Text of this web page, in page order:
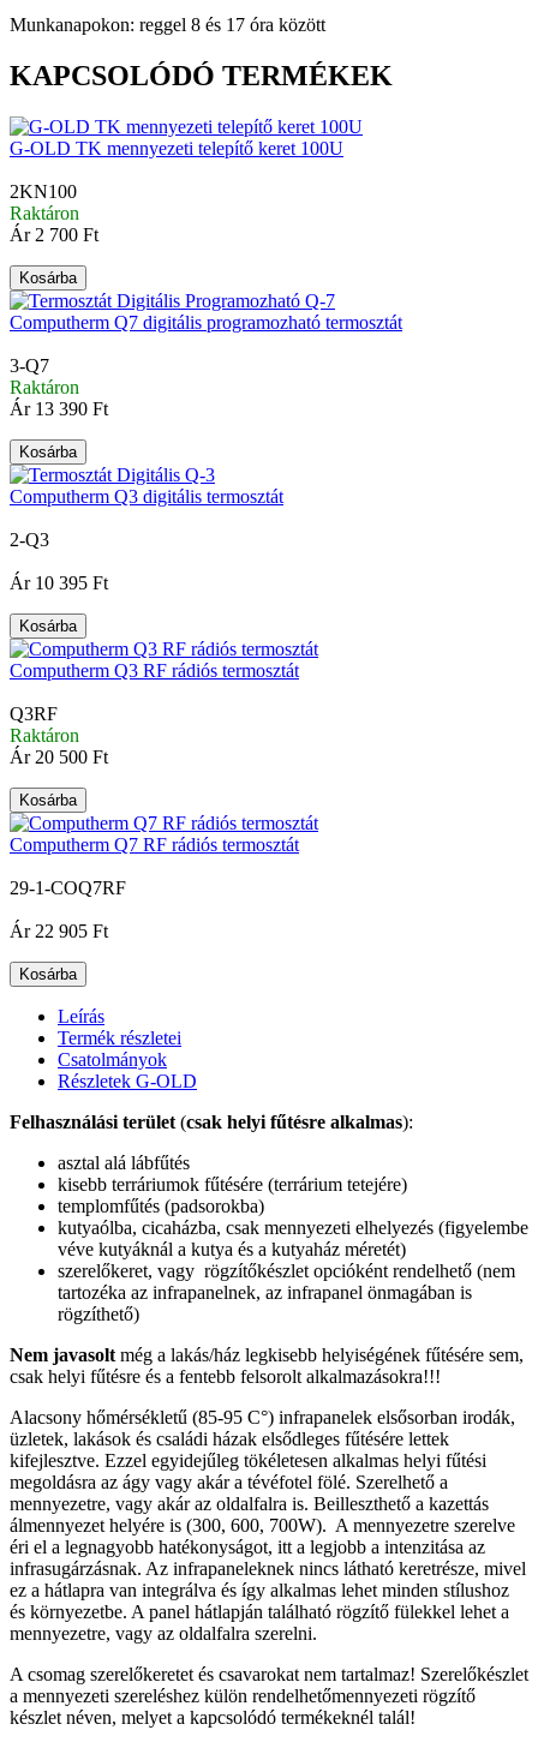
Munkanapokon: reggel 8 és 17 óra között
KAPCSOLÓDÓ TERMÉKEK
G-OLD TK mennyezeti telepítő keret 100U
2KN100
Raktáron
Ár 2 700 Ft
Kosárba
Computherm Q7 digitális programozható termosztát
3-Q7
Raktáron
Ár 13 390 Ft
Kosárba
Computherm Q3 digitális termosztát
2-Q3
Ár 10 395 Ft
Kosárba
Computherm Q3 RF rádiós termosztát
Q3RF
Raktáron
Ár 20 500 Ft
Kosárba
Computherm Q7 RF rádiós termosztát
29-1-COQ7RF
Ár 22 905 Ft
Kosárba
Leírás
Termék részletei
Csatolmányok
Részletek G-OLD
Felhasználási terület (csak helyi fűtésre alkalmas):
asztal alá lábfűtés
kisebb terráriumok fűtésére (terrárium tetejére)
templomfűtés (padsorokba)
kutyaólba, cicaházba, csak mennyezeti elhelyezés (figyelembe
véve kutyáknál a kutya és a kutyaház méretét)
szerelőkeret, vagy rögzítőkészlet opcióként rendelhető (nem
tartozéka az infrapanelnek, az infrapanel önmagában is
rögzíthető)
Nem javasolt még a lakás/ház legkisebb helyiségének fűtésére sem,
csak helyi fűtésre és a fentebb felsorolt alkalmazásokra!!!
Alacsony hőmérsékletű (85-95 C°) infrapanelek elsősorban irodák,
üzletek, lakások és családi házak elsődleges fűtésére lettek
kifejlesztve. Ezzel egyidejűleg tökéletesen alkalmas helyi fűtési
megoldásra az ágy vagy akár a tévéfotel fölé. Szerelhető a
mennyezetre, vagy akár az oldalfalra is. Beilleszthető a kazettás
álmennyezet helyére is (300, 600, 700W). A mennyezetre szerelve
éri el a legnagyobb hatékonyságot, itt a legjobb a intenzitása az
infrasugárzásnak. Az infrapaneleknek nincs látható keretrésze, mivel
ez a hátlapra van integrálva és így alkalmas lehet minden stílushoz
és környezetbe. A panel hátlapján található rögzítő fülekkel lehet a
mennyezetre, vagy az oldalfalra szerelni.
A csomag szerelőkeretet és csavarokat nem tartalmaz! Szerelőkészlet
a mennyezeti szereléshez külön rendelhetőmennyezeti rögzítő
készlet néven, melyet a kapcsolódó termékeknél talál!